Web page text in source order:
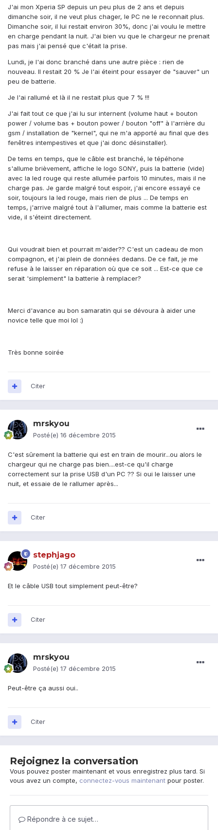
J'ai mon Xperia SP depuis un peu plus de 2 ans et depuis
dimanche soir, il ne veut plus chager, le PC ne le reconnait plus.
Dimanche soir, il lui restait environ 30%, donc j'ai voulu le mettre
en charge pendant la nuit. J'ai bien vu que le chargeur ne prenait
pas mais j'ai pensé que c'était la prise.
Lundi, je l'ai donc branché dans une autre pièce : rien de
nouveau. Il restait 20 % Je l'ai éteint pour essayer de "sauver" un
peu de batterie.
Je l'ai rallumé et là il ne restait plus que 7 % !!!
J'ai fait tout ce que j'ai lu sur internent (volume haut + bouton
power / volume bas + bouton power / bouton "off" à l'arrière du
gsm / installation de "kernel", qui ne m'a apporté au final que des
fenêtres intempestives et que j'ai donc désinstaller).
De tems en temps, que le câble est branché, le tépéhone
s'allume brièvement, affiche le logo SONY, puis la batterie (vide)
avec la led rouge qui reste allumée parfois 10 minutes, mais il ne
charge pas. Je garde malgré tout espoir, j'ai encore essayé ce
soir, toujours la led rouge, mais rien de plus ... De temps en
temps, j'arrive malgré tout à l'allumer, mais comme la batterie est
vide, il s'éteint directement.
Qui voudrait bien et pourrait m'aider?? C'est un cadeau de mon
compagnon, et j'ai plein de données dedans. De ce fait, je me
refuse à le laisser en réparation où que ce soit ... Est-ce que ce
serait 'simplement" la batterie à remplacer?
Merci d'avance au bon samaratin qui se dévoura à aider une
novice telle que moi lol :)
Très bonne soirée
Citer
mrskyou
Posté(e) 16 décembre 2015
C'est sûrement la batterie qui est en train de mourir...ou alors le
chargeur qui ne charge pas bien....est-ce qu'il charge
correctement sur la prise USB d'un PC ?? Si oui le laisser une
nuit, et essaie de le rallumer après...
Citer
stephjago
Posté(e) 17 décembre 2015
Et le câble USB tout simplement peut-être?
Citer
mrskyou
Posté(e) 17 décembre 2015
Peut-être ça aussi oui..
Citer
Rejoignez la conversation
Vous pouvez poster maintenant et vous enregistrez plus tard. Si
vous avez un compte, connectez-vous maintenant pour poster.
Répondre à ce sujet…